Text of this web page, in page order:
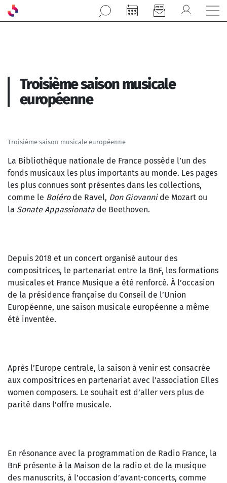
Aller au contenu principal
Troisième saison musicale
européenne
Troisième saison musicale européenne
La Bibliothèque nationale de France possède l’un des
fonds musicaux les plus importants au monde. Les pages
les plus connues sont présentes dans les collections,
comme le Boléro de Ravel, Don Giovannide Mozart ou
la Sonate Appassionata de Beethoven.
Depuis 2018 et un concert organisé autour des
compositrices, le partenariat entre la BnF, les formations
musicales et France Musique a été renforcé. À l’occasion
de la présidence française du Conseil de l’Union
Européenne, une saison musicale européenne a même
été inventée.
Après l’Europe centrale, la saison à venir est consacrée
aux compositrices en partenariat avec l’association Elles
women composers. Le souhait est d’aller vers plus de
parité dans l’offre musicale.
En résonance avec la programmation de Radio France, la
BnF présente à la Maison de la radio et de la musique
des manuscrits, à l’occasion d’avant-concerts, comme